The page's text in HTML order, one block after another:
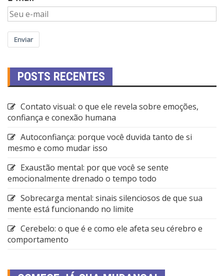
Enviar
POSTS RECENTES
Contato visual: o que ele revela sobre emoções,
confiança e conexão humana
Autoconfiança: porque você duvida tanto de si
mesmo e como mudar isso
Exaustão mental: por que você se sente
emocionalmente drenado o tempo todo
Sobrecarga mental: sinais silenciosos de que sua
mente está funcionando no limite
Cerebelo: o que é e como ele afeta seu cérebro e
comportamento